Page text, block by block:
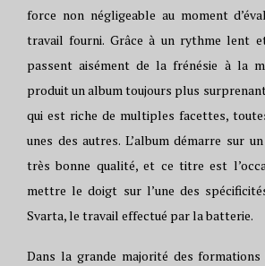
force non négligeable au moment
travail fourni. Grâce à un rythme lent
passent aisément de la frénésie à la
produit un album toujours plus
qui est riche de multiples facettes,
unes des autres. L’album démarre sur
très bonne qualité, et ce titre est
mettre le doigt sur l’une des
Svarta, le travail effectué par la batterie.
Dans la grande majorité des